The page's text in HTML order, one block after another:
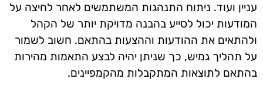
עניין ועוד. ניתוח התנהגות המשתמשים לאחר לחיצה על
המודעות יכול לסייע בהבנה מדויקת יותר של הקהל
ולהתאים את ההודעות וההצעות בהתאם. חשוב לשמור
על תהליך גמיש, כך שניתן יהיה לבצע התאמות מהירות
בהתאם לתוצאות המתקבלות מהקמפיינים.